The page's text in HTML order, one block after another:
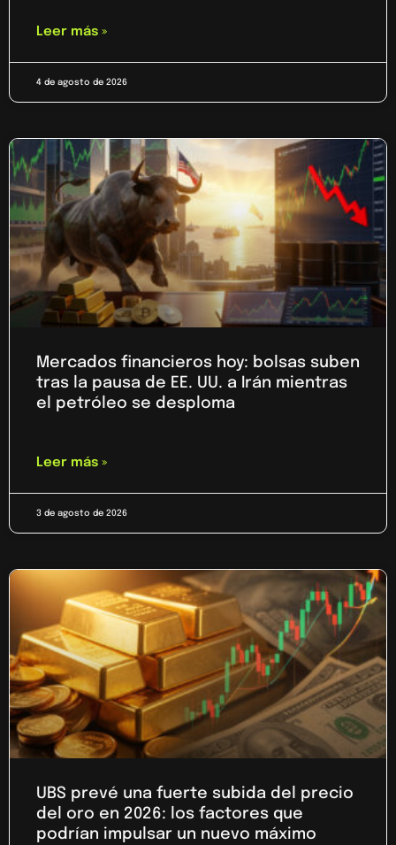
Leer más »
4 de agosto de 2026
Mercados financieros hoy: bolsas suben
tras la pausa de EE. UU. a Irán mientras
el petróleo se desploma
Leer más »
3 de agosto de 2026
UBS prevé una fuerte subida del precio
del oro en 2026: los factores que
podrían impulsar un nuevo máximo